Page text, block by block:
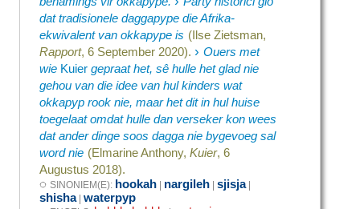
dat tradisionele daggapype die Afrika-
ekwivalent van okkapype is (Ilse Zietsman,
Rapport, 6 September 2020). › Ouers met
wie Kuier gepraat het, sê hulle het glad nie
gehou van die idee van hul kinders wat
okkapyp rook nie, maar het dit in hul huise
toegelaat omdat hulle dan verseker kon wees
dat ander dinge soos dagga nie bygevoeg sal
word nie (Elmarine Anthony,Kuier, 6
Augustus 2018).
◌SINONIEM(E): hookah | nargileh |sjisja|
shisha|waterpyp